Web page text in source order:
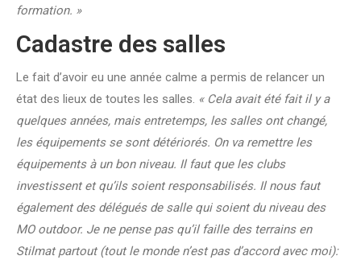
formation. »
Cadastre des salles
Le fait d’avoir eu une année calme a permis de relancer un
état des lieux de toutes les salles. « Cela avait été fait il y a
quelques années, mais entretemps, les salles ont changé,
les équipements se sont détériorés. On va remettre les
équipements à un bon niveau. Il faut que les clubs
investissent et qu’ils soient responsabilisés. Il nous faut
également des délégués de salle qui soient du niveau des
MO outdoor. Je ne pense pas qu’il faille des terrains en
Stilmat partout (tout le monde n’est pas d’accord avec moi):